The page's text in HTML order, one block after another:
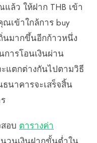
ล้ว ให้ฝาก THB เข้า
เข้าใกล้การ buy
นมากขึ้นอีกก้าวหนึ่ง
ารโอนเงินผ่าน
แตกต่างกันไปตามวิธี
นาคารจะเสร็จสิ้น
อบ ตารางค่า